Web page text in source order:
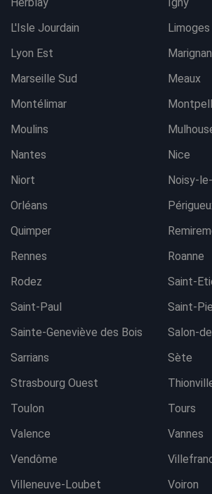
L'Isle Jourdain
Limoges
Lyon Est
Marseille Sud
Meaux
Montélimar
Moulins
Nantes
Nice
Niort
Noisy-
Orléans
Quimper
Rennes
Roanne
Rodez
Saint-
Saint-Paul
Saint-
Sainte-Geneviève des Bois
Salon-
Sarrians
Sète
Strasbourg Ouest
Toulon
Tours
Valence
Vannes
Vendôme
Villeneuve-Loubet
Voiron